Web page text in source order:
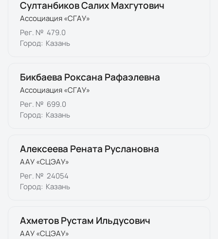
Султанбиков Салих Махгутович
Ассоциация «СГАУ»
Рег. № 479.0
Город: Казань
Бикбаева Роксана Рафаэлевна
Ассоциация «СГАУ»
Рег. № 699.0
Город: Казань
Алексеева Рената Руслановна
ААУ «СЦЭАУ»
Рег. № 24054
Город: Казань
Ахметов Рустам Ильдусович
ААУ «СЦЭАУ»